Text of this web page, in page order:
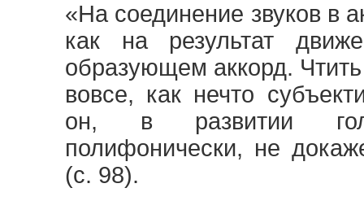
«На соединение звуков в
как на результат
образующем аккорд.
вовсе, как нечто
он, в развитии
полифонически, не
(с. 98).